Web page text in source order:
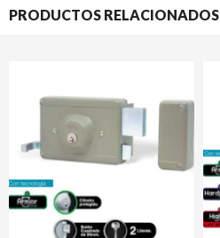
PRODUCTOS RELACIONADOS